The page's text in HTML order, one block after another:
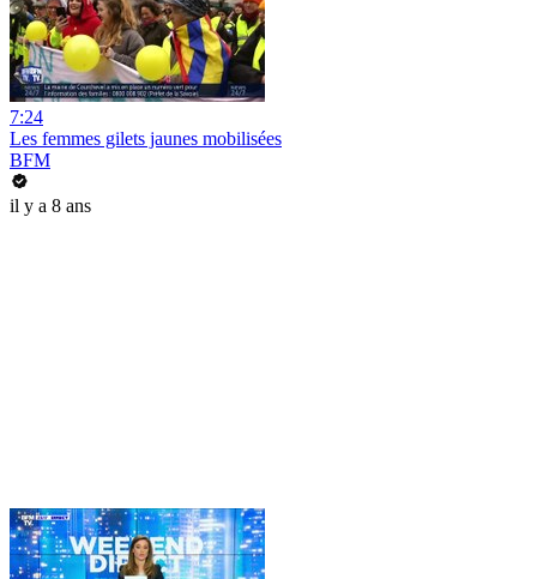
7:24
Les femmes gilets jaunes mobilisées
BFM
il y a 8 ans